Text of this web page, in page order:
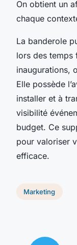
On obtient un
chaque
La banderole
lors des temps
inaugurations,
Elle possède
installer et à
visibilité
budget. Ce
pour valoriser
efficace.
Marketing